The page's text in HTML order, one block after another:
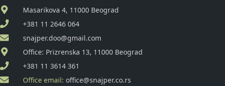
Masarikova 4, 11000 Beograd
+381 11 2646 064
snajper.doo@gmail.com
Office: Prizrenska 13, 11000 Beograd
+381 11 3614 361
Office email: office@snajper.co.rs